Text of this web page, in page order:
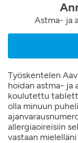
Astma- ja
Työskentelen
hoidan astma- ja
koulutettu
olla minuun
allergiaoireisiin
vastaan